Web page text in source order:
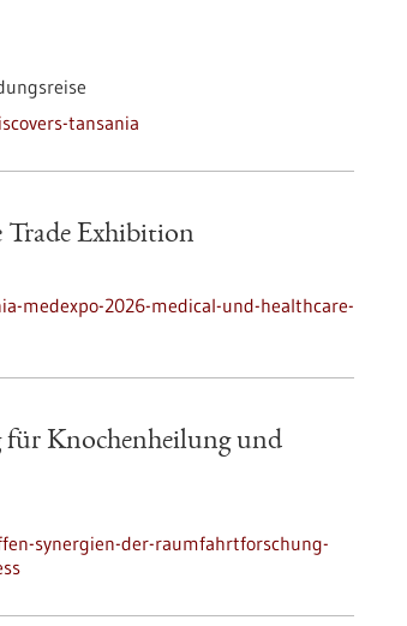
tansania
Trade Exhibition
medexpo-2026-medical-und-healthcare-
für Knochenheilung und
synergien-der-raumfahrtforschung-